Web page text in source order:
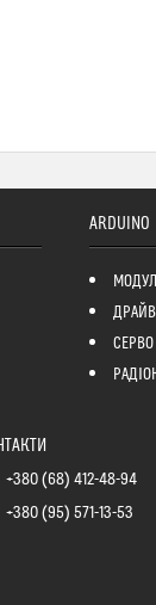
ARDUINO
СЕРВО
+380 (68) 412-48-94
+380 (95) 571-13-53